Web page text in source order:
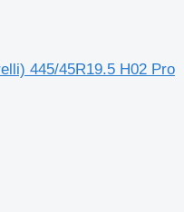
445/45R19.5 H02 Pro